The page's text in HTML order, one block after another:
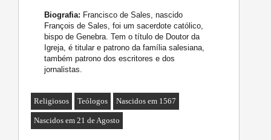
Biografia: Francisco de Sales, nascido
François de Sales, foi um sacerdote católico,
bispo de Genebra. Tem o título de Doutor da
Igreja, é titular e patrono da família salesiana,
também patrono dos escritores e dos
jornalistas.
Religiosos Teólogos Nascidos em 1567
Nascidos em 21 de Agosto